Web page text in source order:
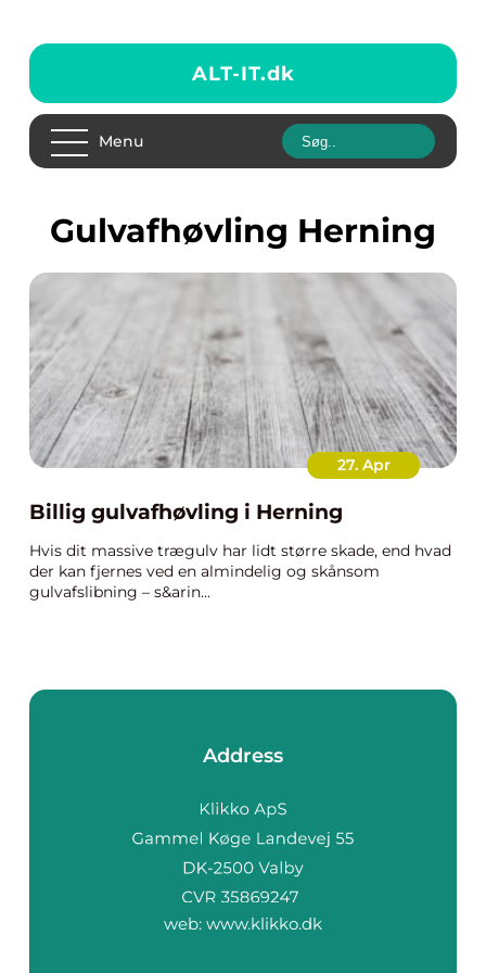
ALT-IT.dk
Menu
Gulvafhøvling Herning
27. Apr
Billig gulvafhøvling i Herning
Hvis dit massive trægulv har lidt større skade, end hvad
der kan fjernes ved en almindelig og skånsom
gulvafslibning – s&arin...
Address
web: www.klikko.dk